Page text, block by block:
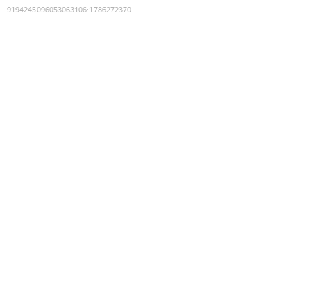
9194245096053063106:1786272370